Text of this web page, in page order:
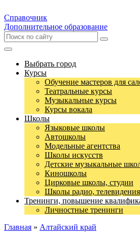
Справочник
Дополнительное образование
Выбрать город
Курсы
Обучение мастеров для
Театральные курсы
Музыкальные курсы
Курсы вокала
Школы
Языковые школы
Автошколы
Модельные агентства
Школы искусств
Детские музыкальные
Киношколы
Цирковые школы, студии
Школы радио, телевидения
Тренинги, повышение
Личностные тренинги
Главная » Алтайский край